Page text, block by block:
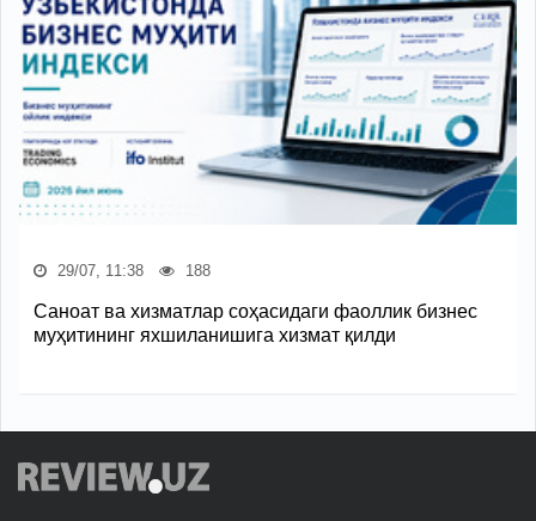
29/07, 11:38 188
Саноат ва хизматлар соҳасидаги фаоллик бизнес
муҳитининг яхшиланишига хизмат қилди